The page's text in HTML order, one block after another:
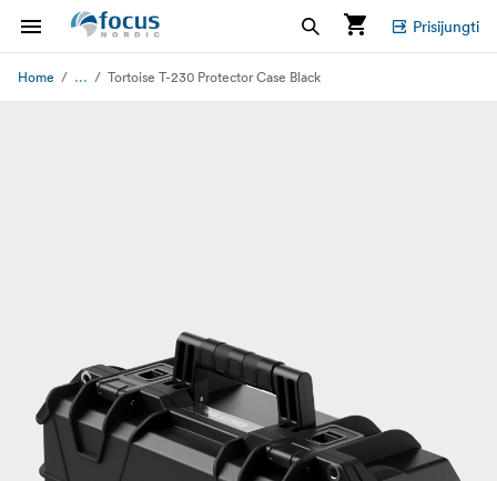
Prisijungti
Home ... Tortoise T-230 Protector Case Black